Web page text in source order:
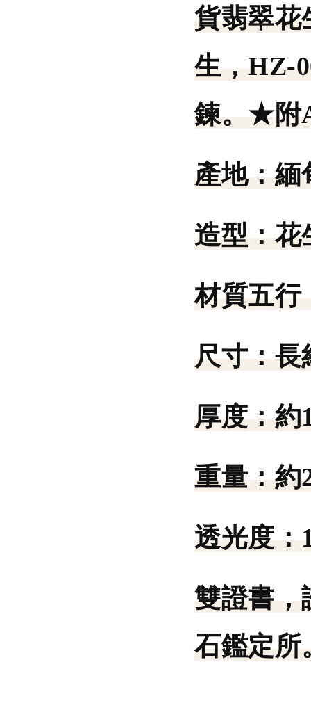
貨翡翠花
生，HZ-
鍊。★附
產地： 緬
造型：花
材質五行
尺寸： 長
厚度： 約
重量： 約
透光度：
雙證書，
石鑑定所